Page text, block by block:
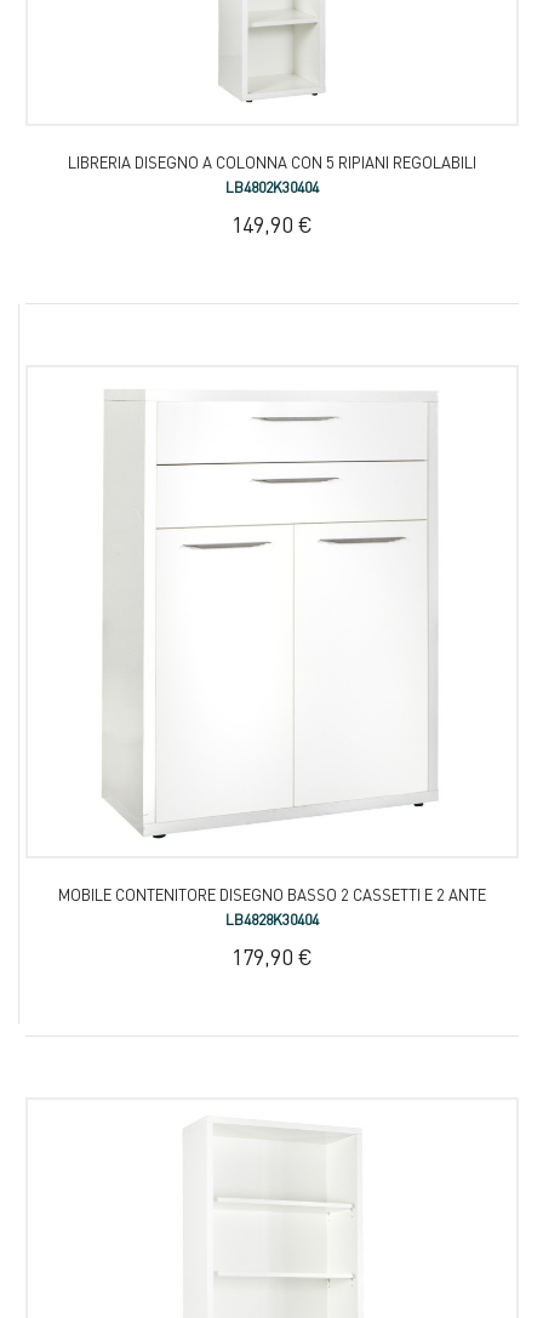
LIBRERIA DISEGNO A COLONNA CON 5 RIPIANI REGOLABILI
LB4802K30404
149,90 €
MOBILE CONTENITORE DISEGNO BASSO 2 CASSETTI E 2 ANTE
LB4828K30404
179,90 €